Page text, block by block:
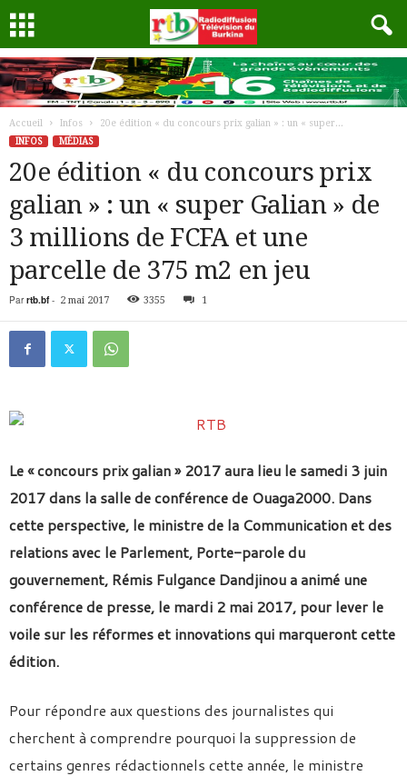
Accueil Infos
20e édition « du concours prix galian » : un « super...
INFOS
MÉDIAS
20e édition « du concours prix
galian » : un « super Galian » de
3 millions de FCFA et une
parcelle de 375 m2 en jeu
Par rtb.bf- 2 mai 2017 3355 1
Le « concours prix galian » 2017 aura lieu le samedi 3 juin
2017 dans la salle de conférence de Ouaga2000. Dans
cette perspective, le ministre de la Communication et des
relations avec le Parlement, Porte-parole du
gouvernement, Rémis Fulgance Dandjinou a animé une
conférence de presse, le mardi 2 mai 2017, pour lever le
voile sur les réformes et innovations qui marqueront cette
édition.
Pour répondre aux questions des journalistes qui
cherchent à comprendre pourquoi la suppression de
certains genres rédactionnels cette année, le ministre